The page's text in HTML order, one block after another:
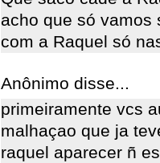
acho que só vamos
com a Raquel só
Anônimo disse...
primeiramente vcs
malhaçao que ja
raquel aparecer ñ